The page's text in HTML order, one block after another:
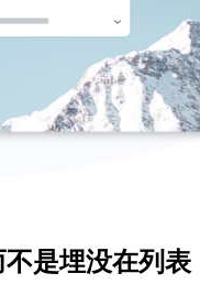
是埋没在列表